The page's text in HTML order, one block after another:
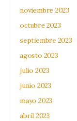
noviembre 2023
octubre 2023
septiembre 2023
agosto 2023
julio 2023
junio 2023
mayo 2023
abril 2023